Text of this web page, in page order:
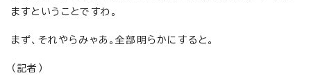
ますということですわ。
まず、それやらみゃあ。全部明らかにすると。
（記者）